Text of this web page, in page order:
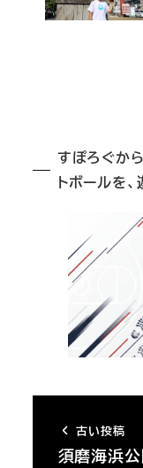
すぽろぐか
トボールを、
古い投稿
須磨海浜